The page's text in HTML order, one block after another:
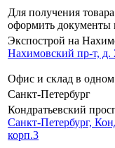
Для получения
оформить документы
Экспострой на
Нахимовский пр-т, д.
Офис и склад в одном
Санкт-Петербург
Кондратьевский
Санкт-Петербург,
корп.3